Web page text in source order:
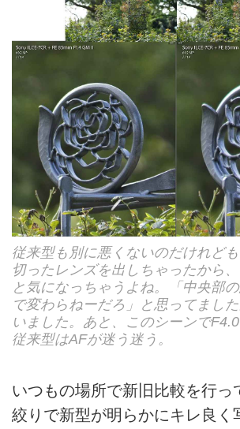
従来型も別に悪くないのだけれど
切ったレンズを出しちゃったから
と気になっちゃうよね。「中央部
で変わらねーだろ」と思ってまし
いました。あと、このシーンで
従来型はAFが迷う迷う。
いつもの場所で新旧比較を行っ
絞りで新型が明らかにキレ良く